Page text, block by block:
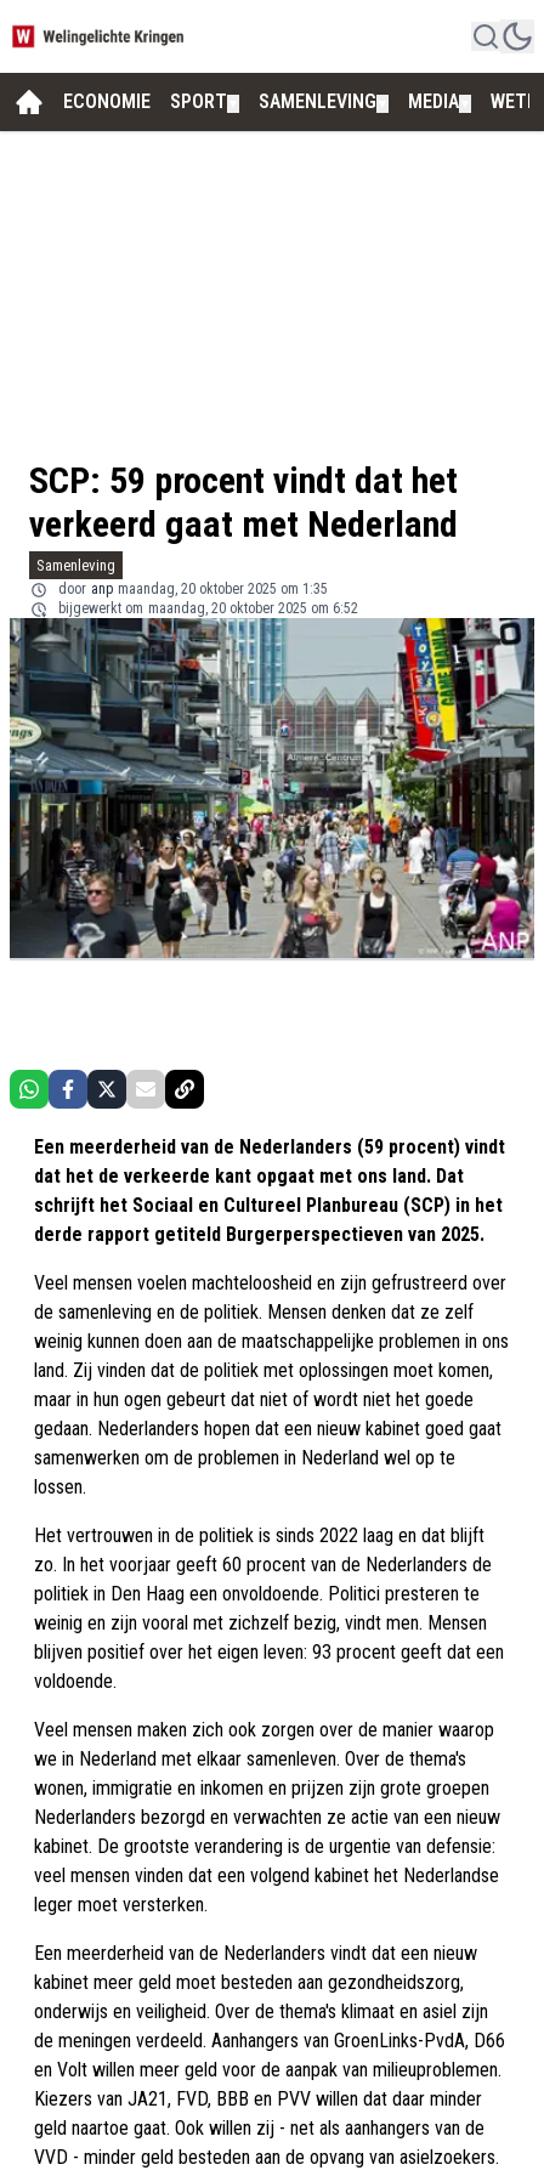
ECONOMIE SPORT SAMENLEVING MEDIA
SCP: 59 procent vindt dat het
verkeerd gaat met Nederland
Samenleving
door anp maandag, 20 oktober 2025 om 1:35
bijgewerkt om maandag, 20 oktober 2025 om 6:52
Een meerderheid van de Nederlanders (59 procent) vindt
dat het de verkeerde kant opgaat met ons land. Dat
schrijft het Sociaal en Cultureel Planbureau (SCP) in het
derde rapport getiteld Burgerperspectieven van 2025.
Veel mensen voelen machteloosheid en zijn gefrustreerd over
de samenleving en de politiek. Mensen denken dat ze zelf
weinig kunnen doen aan de maatschappelijke problemen in ons
land. Zij vinden dat de politiek met oplossingen moet komen,
maar in hun ogen gebeurt dat niet of wordt niet het goede
gedaan. Nederlanders hopen dat een nieuw kabinet goed gaat
samenwerken om de problemen in Nederland wel op te
lossen.
Het vertrouwen in de politiek is sinds 2022 laag en dat blijft
zo. In het voorjaar geeft 60 procent van de Nederlanders de
politiek in Den Haag een onvoldoende. Politici presteren te
weinig en zijn vooral met zichzelf bezig, vindt men. Mensen
blijven positief over het eigen leven: 93 procent geeft dat een
voldoende.
Veel mensen maken zich ook zorgen over de manier waarop
we in Nederland met elkaar samenleven. Over de thema's
wonen, immigratie en inkomen en prijzen zijn grote groepen
Nederlanders bezorgd en verwachten ze actie van een nieuw
kabinet. De grootste verandering is de urgentie van defensie:
veel mensen vinden dat een volgend kabinet het Nederlandse
leger moet versterken.
Een meerderheid van de Nederlanders vindt dat een nieuw
kabinet meer geld moet besteden aan gezondheidszorg,
onderwijs en veiligheid. Over de thema's klimaat en asiel zijn
de meningen verdeeld. Aanhangers van GroenLinks-PvdA, D66
en Volt willen meer geld voor de aanpak van milieuproblemen.
Kiezers van JA21, FVD, BBB en PVV willen dat daar minder
geld naartoe gaat. Ook willen zij - net als aanhangers van de
VVD - minder geld besteden aan de opvang van asielzoekers.